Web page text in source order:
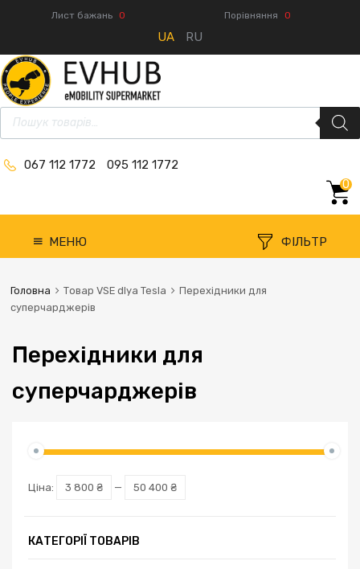
Лист бажань 0 Порівняння 0
UA RU
067 112 1772 095 112 1772
0
МЕНЮ ФІЛЬТР
Головна Товар VSE dlya Tesla
Перехідники для
суперчарджерів
Перехідники для
суперчарджерів
Ціна: 3 800 ₴ — 50 400 ₴
КАТЕГОРІЇ ТОВАРІВ